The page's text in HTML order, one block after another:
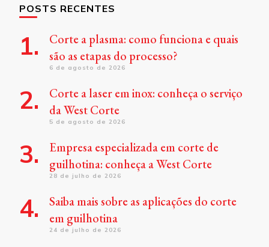
POSTS RECENTES
Corte a plasma: como funciona e quais
são as etapas do processo?
6 de agosto de 2026
Corte a laser em inox: conheça o serviço
da West Corte
5 de agosto de 2026
Empresa especializada em corte de
guilhotina: conheça a West Corte
28 de julho de 2026
Saiba mais sobre as aplicações do corte
em guilhotina
24 de julho de 2026